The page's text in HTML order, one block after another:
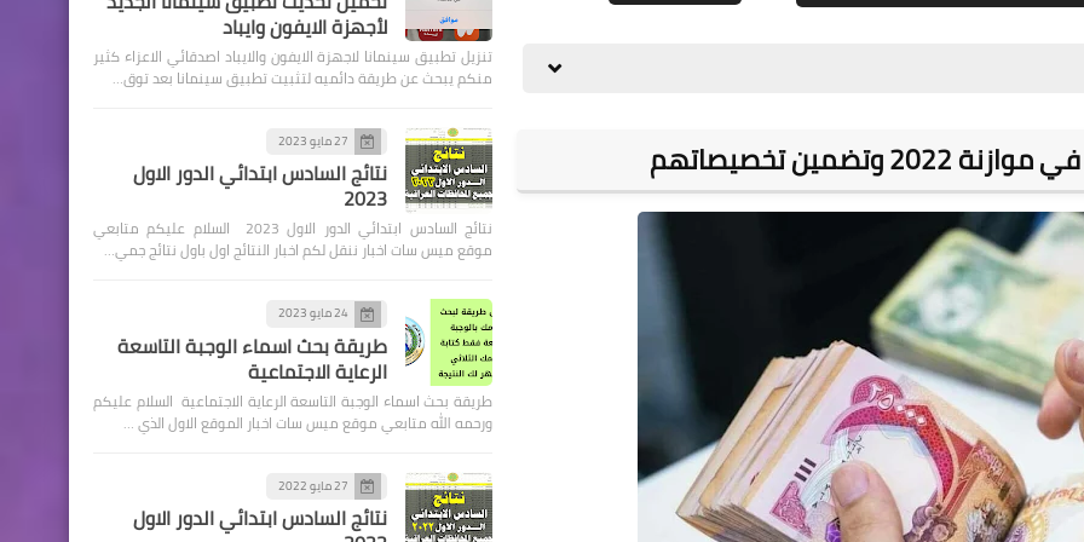
تخصيصاتهم
لأجهزة الايفون وايباد
تنزيل تطبيق سينمانا لاجهزة الايفون والايباد اصدقائي الاعزاء كثير
منكم يبحث عن طريقة دائميه لتثبيت تطبيق سينمانا بعد توق…
27 مايو 2023
نتائج السادس ابتدائي الدور الاول
2023
نتائج السادس ابتدائي الدور الاول 2023 السلام عليكم متابعي
موقع ميس سات اخبار ننقل لكم اخبار النتائج اول باول نتائج جمي…
24 مايو 2023
طريقة بحث اسماء الوجبة التاسعة
الرعاية الاجتماعية
طريقة بحث اسماء الوجبة التاسعة الرعاية الاجتماعية السلام عليكم
ورحمه الله متابعي موقع ميس سات اخبار الموقع الاول الذي …
27 مايو 2022
نتائج السادس ابتدائي الدور الاول
اخبار العامة
اسعار صرف الدولار اليوم في
الاسواق العراقية
28 يناير 2021
اخبارالطقس
تحسن فرص الامطار ليوم
من مدن البلاد بشدة متفاوتة